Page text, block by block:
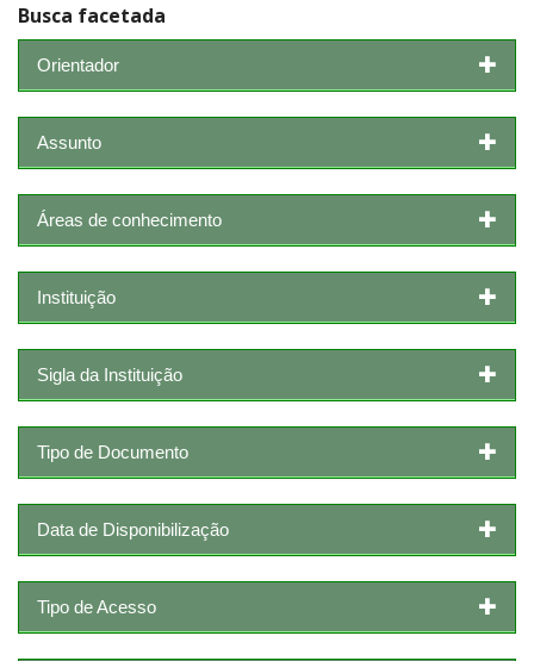
Busca facetada
Orientador
Assunto
Áreas de conhecimento
Instituição
Sigla da Instituição
Tipo de Documento
Data de Disponibilização
Tipo de Acesso